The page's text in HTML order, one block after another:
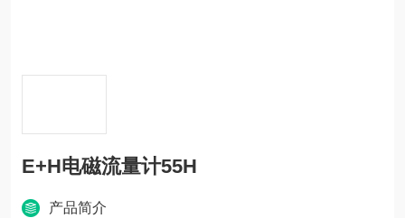
E+H电磁流量计55H
产品简介